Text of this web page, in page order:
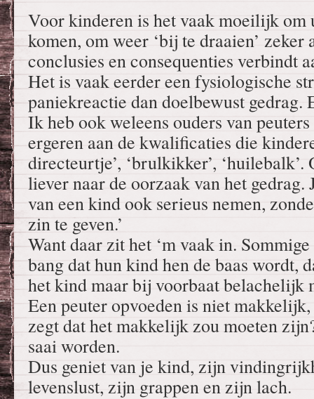
Voor kinderen is het vaak moeilijk om
komen, om weer ‘bij te draaien’ zeker
conclusies en consequenties verbindt
Het is vaak eerder een fysiologische
paniekreactie dan doelbewust gedrag.
Ik heb ook weleens ouders van
ergeren aan de kwalificaties die
directeurtje’, ‘brulkikker’,
liever naar de oorzaak van het gedrag.
van een kind ook serieus nemen,
zin te geven.’
Want daar zit het ‘m vaak in.
bang dat hun kind hen de baas wordt,
het kind maar bij voorbaat belachelijk
Een peuter opvoeden is niet
zegt dat het makkelijk zou moeten
saai worden.
Dus geniet van je kind, zijn
levenslust, zijn grappen en zijn lach.